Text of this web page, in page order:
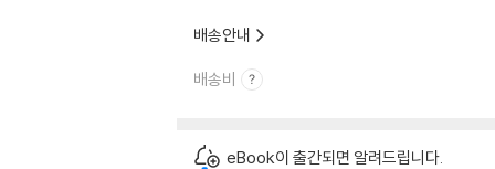
배송안내
배송비
eBook이 출간되면 알려드립니다.